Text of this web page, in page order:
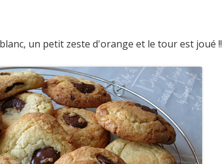
un petit zeste d'orange et le tour est joué !!